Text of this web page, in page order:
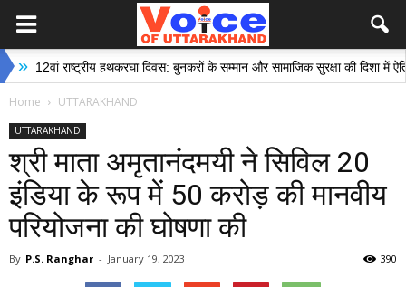
हथकरघा दिवस: बुनकरों के सम्मान और सामाजिक सुरक्षा की दिशा में ऐतिहासिक पहल
Home UTTARAKHAND
UTTARAKHAND
श्री माता अमृतानंदमयी ने सिविल 20
इंडिया के रूप में ₹50 करोड़ की मानवीय
परियोजना की घोषणा की
By P.S. Ranghar - January 19, 2023 390